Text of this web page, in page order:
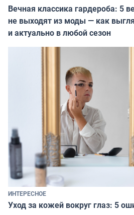
Вечная классика гардероба: 5
не выходят из моды — как
и актуально в любой сезон
ИНТЕРЕСНОЕ
Уход за кожей вокруг глаз: 5